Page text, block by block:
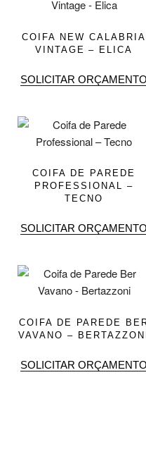
COIFA NEW CALABRIA
VINTAGE – ELICA
SOLICITAR ORÇAMENTO
COIFA DE PAREDE
PROFESSIONAL –
TECNO
SOLICITAR ORÇAMENTO
COIFA DE PAREDE
VAVANO –
SOLICITAR ORÇAMENTO